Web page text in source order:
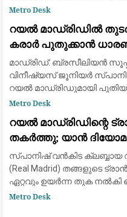
പുരോഗമിക്കുന്നു.
Metro Desk
റയൽ മാഡ്രിഡിൽ
കരാർ പുതുക്കാൻ
ഫാബ്രിസിയോ
മാഡ്രിഡ്: ബ്രസീലിയൻ
വിനീഷ്യസ് ജൂനിയർ
റയൽ മാഡ്രിഡുമായി പുതിയ
ഒപ്പുവെക്കാൻ ഒരുങ്ങുന്നു.
റൊമാനോയും 'ദ
Metro Desk
റയൽ മാഡ്രിഡിന്റെ
തകർത്തു; യാൻ
ബെർണബ്യൂവിൽ
സ്പാനിഷ് വൻകിട
(Real Madrid) തങ്ങളുടെ
ഏറ്റവും ഉയർന്ന തുക നൽകി
ഫോർവേഡ് യാൻ
Metro Desk